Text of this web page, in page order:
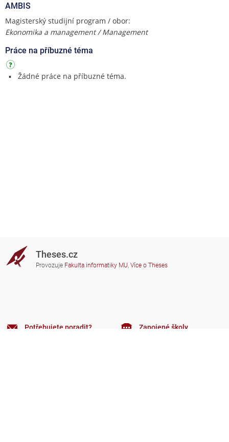
AMBIS
Magisterský studijní program / obor:
Ekonomika a management / Management
Práce na příbuzné téma
Žádné práce na příbuzné téma.
Theses.cz
Provozuje Fakulta informatiky MU, Více o Theses
Potřebujete poradit? Zapojené školy